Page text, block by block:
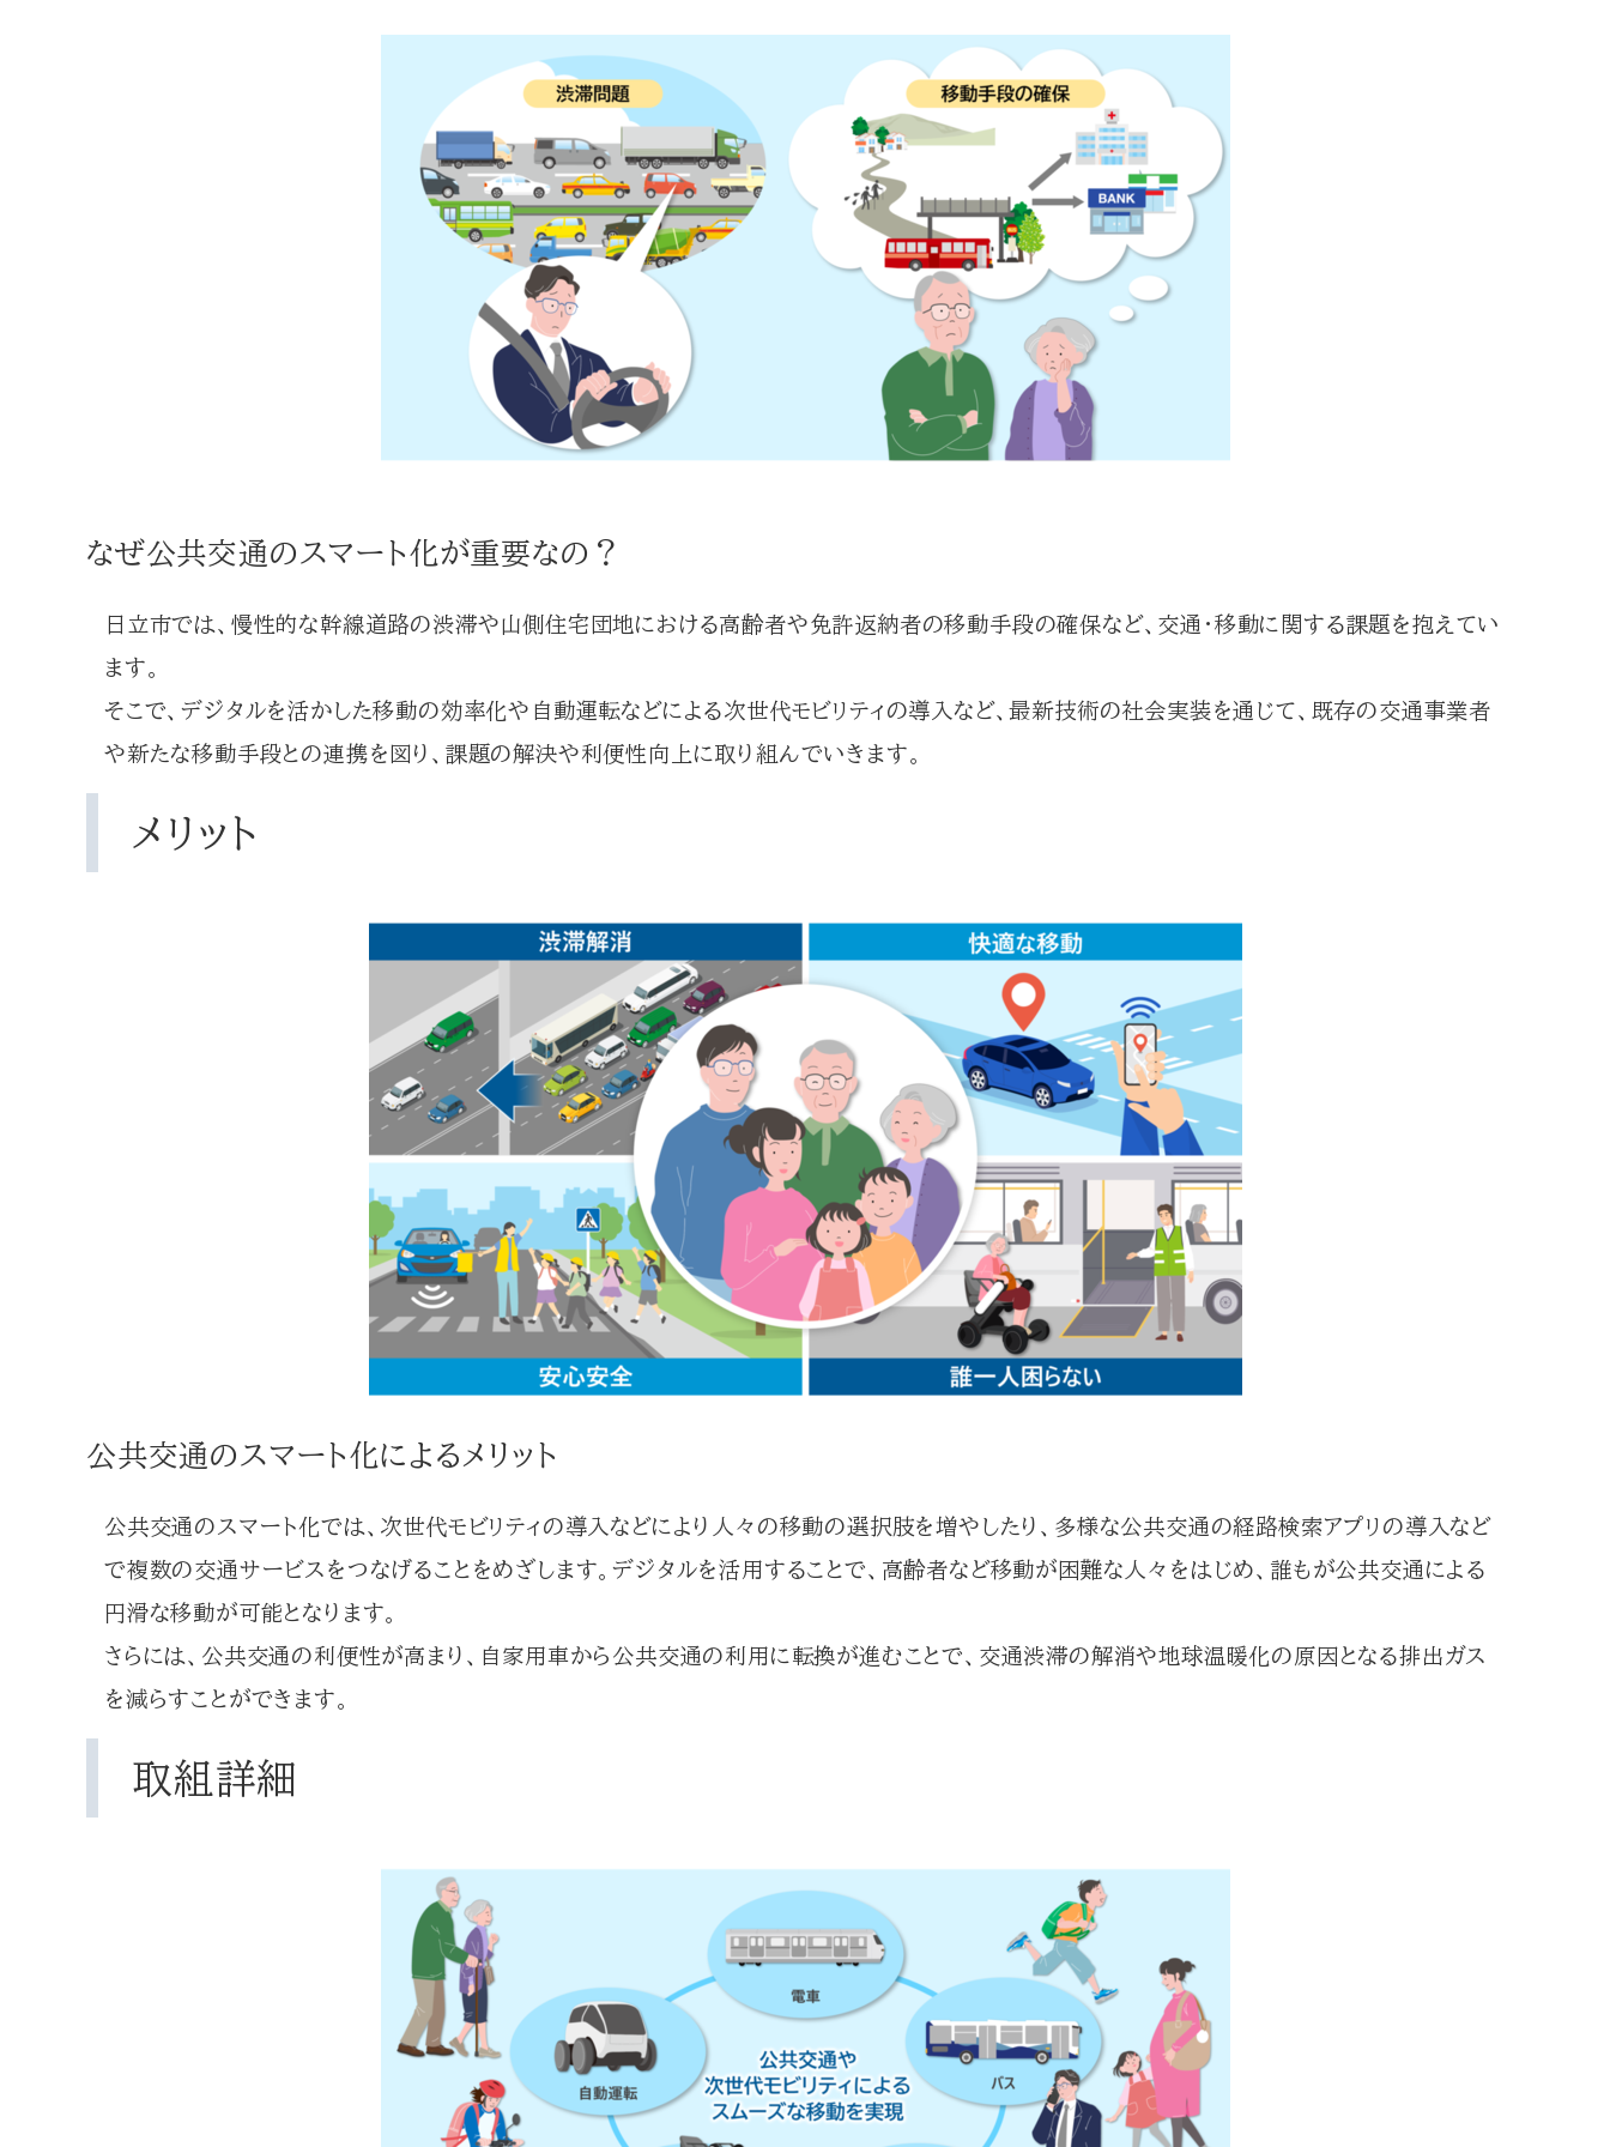
なぜ公共交通のスマート化が重要なの？
日立市では、慢性的な幹線道路の渋滞や山側住宅団地における高齢者や免許返納者の移動手段の確保など、交通・移動に関する課題を抱えてい
ます。
そこで、デジタルを活かした移動の効率化や自動運転などによる次世代モビリティの導入など、最新技術の社会実装を通じて、既存の交通事業者
や新たな移動手段との連携を図り、課題の解決や利便性向上に取り組んでいきます。
メリット
公共交通のスマート化によるメリット
公共交通のスマート化では、次世代モビリティの導入などにより人々の移動の選択肢を増やしたり、多様な公共交通の経路検索アプリの導入など
で複数の交通サービスをつなげることをめざします。デジタルを活用することで、高齢者など移動が困難な人々をはじめ、誰もが公共交通による
円滑な移動が可能となります。
さらには、公共交通の利便性が高まり、自家用車から公共交通の利用に転換が進むことで、交通渋滞の解消や地球温暖化の原因となる排出ガス
を減らすことができます。
取組詳細